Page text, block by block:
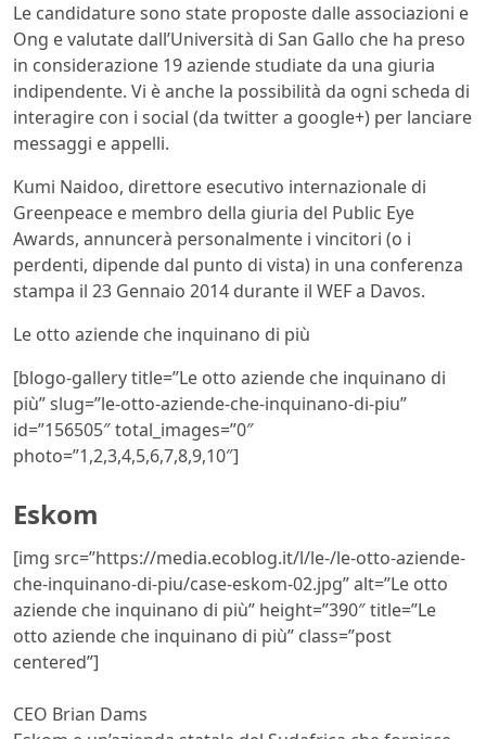
Le candidature sono state proposte dalle associazioni e
Ong e valutate dall’Università di San Gallo che ha preso
in considerazione 19 aziende studiate da una giuria
indipendente. Vi è anche la possibilità da ogni scheda di
interagire con i social (da twitter a google+) per lanciare
messaggi e appelli.
Kumi Naidoo, direttore esecutivo internazionale di
Greenpeace e membro della giuria del Public Eye
Awards, annuncerà personalmente i vincitori (o i
perdenti, dipende dal punto di vista) in una conferenza
stampa il 23 Gennaio 2014 durante il WEF a Davos.
Le otto aziende che inquinano di più
[blogo-gallery title=”Le otto aziende che inquinano di
più” slug=”le-otto-aziende-che-inquinano-di-piu”
id=”156505″ total_images=”0″
photo=”1,2,3,4,5,6,7,8,9,10″]
Eskom
[img src=”https://media.ecoblog.it/l/le-/le-otto-aziende-
che-inquinano-di-piu/case-eskom-02.jpg” alt=”Le otto
aziende che inquinano di più” height=”390″ title=”Le
otto aziende che inquinano di più” class=”post
centered”]
CEO Brian Dams